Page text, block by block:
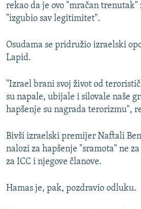
rekao da je ovo "mračan trenutak"
"izgubio sav legitimitet".
Osudama se pridružio izraelski
Lapid.
"Izrael brani svoj život od
su napale, ubijale i silovale naše
hapšenje su nagrada terorizmu",
Bivši izraelski premijer Naftali
nalozi za hapšenje "sramota" ne
za ICC i njegove članove.
Hamas je, pak, pozdravio odluku.